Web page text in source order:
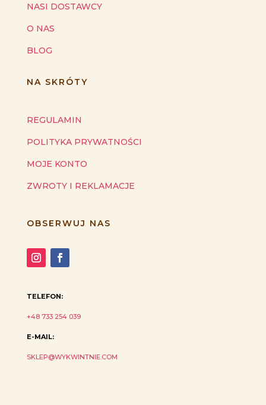
NASI DOSTAWCY
O NAS
BLOG
NA SKRÓTY
REGULAMIN
POLITYKA PRYWATNOŚCI
MOJE KONTO
ZWROTY I REKLAMACJE
OBSERWUJ NAS
TELEFON:
+48 733 254 039
E-MAIL:
SKLEP@WYKWINTNIE.COM